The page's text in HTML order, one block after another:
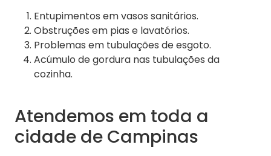
Entupimentos em vasos sanitários.
Obstruções em pias e lavatórios.
Problemas em tubulações de esgoto.
Acúmulo de gordura nas tubulações da
cozinha.
Atendemos em toda a
cidade de Campinas